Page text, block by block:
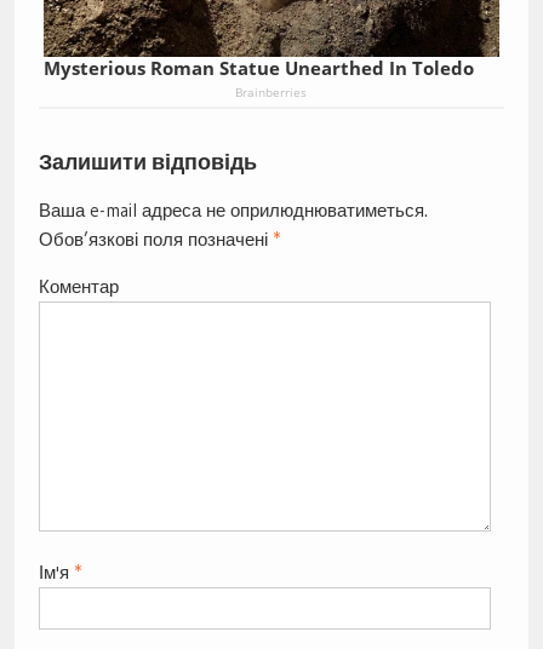
Mysterious Roman Statue Unearthed In Toledo
Brainberries
Залишити відповідь
Ваша e-mail адреса не оприлюднюватиметься.
Обов’язкові поля позначені *
Коментар
Ім'я *